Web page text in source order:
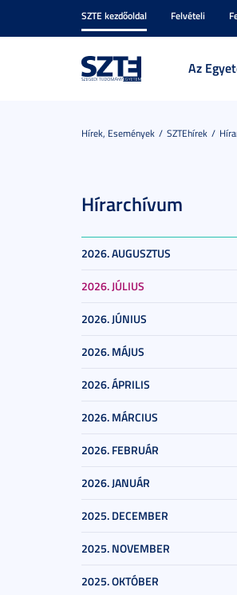
SZTE kezdőoldal Felvételi
Az
Hírek, Események SZTEhírek
Hírarchívum
2026. AUGUSZTUS
2026. JÚLIUS
2026. JÚNIUS
2026. MÁJUS
2026. ÁPRILIS
2026. MÁRCIUS
2026. FEBRUÁR
2026. JANUÁR
2025. DECEMBER
2025. NOVEMBER
2025. OKTÓBER